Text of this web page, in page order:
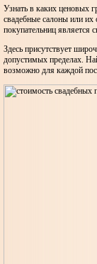
Узнать в каких ценовых
свадебные салоны или
покупательниц является
Здесь присутствует
допустимых пределах.
возможно для каждой